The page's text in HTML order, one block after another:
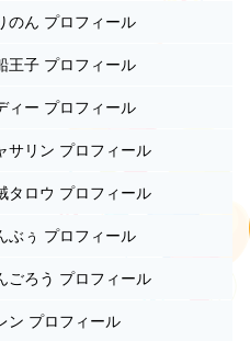
のん プロフィール
王子 プロフィール
ィー プロフィール
サリン プロフィール
タロウ プロフィール
ぶぅ プロフィール
ごろう プロフィール
ン プロフィール